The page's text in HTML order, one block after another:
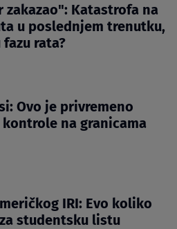
zakazao": Katastrofa na
u poslednjem trenutku,
fazu rata?
Ovo je privremeno
na granicama
IRI: Evo koliko
studentsku listu